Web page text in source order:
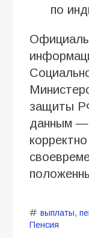
по
защиты
данным —
выплаты,
Пенсия